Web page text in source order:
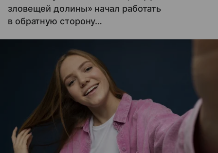
зловещей долины» начал работать
в обратную сторону…